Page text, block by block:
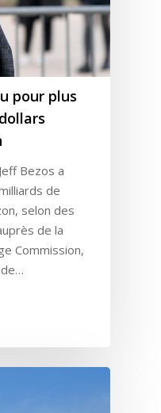
pour plus
Bezos a
de
selon des
de la
Commission,